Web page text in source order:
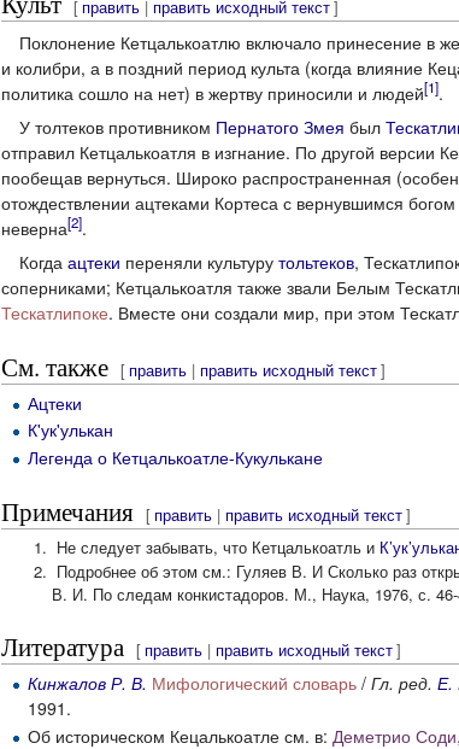
[править | править исходный текст]
Поклонение Кетцалькоатлю включало принесение в
и колибри, а в поздний период культа (когда влияние
политика сошло на нет) в жертву приносили и людей[1].
У толтеков противником Пернатого Змея был
отправил Кетцалькоатля в изгнание. По другой версии
пообещав вернуться. Широко распространенная
отождествлении ацтеками Кортеса с вернувшимся
неверна[2].
Когда ацтеки переняли культуру тольтеков,
соперниками; Кетцалькоатля также звали Белым
Тескатлипоке. Вместе они создали мир, при этом
См. также [править | править исходный текст]
Ацтеки
К'ук'улькан
Легенда о Кетцалькоатле-Кукулькане
Примечания [править | править исходный текст]
Не следует забывать, что Кетцалькоатль и
Подробнее об этом см.: Гуляев В. И Сколько раз
В. И. По следам конкистадоров. М., Наука, 1976, с.
Литература [править | править исходный текст]
Кинжалов Р. В. Мифологический словарь /Гл. ред.Е.
1991.
Об историческом Кецалькоатле см. в: Деметрио